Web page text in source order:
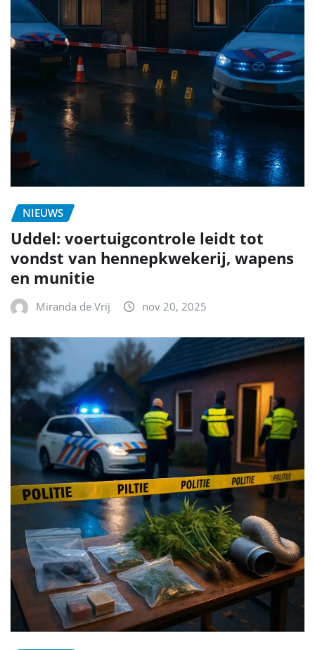
NIEUWS
Uddel: voertuigcontrole leidt tot
vondst van hennepkwekerij, wapens
en munitie
Miranda de Vrij nov 20, 2025